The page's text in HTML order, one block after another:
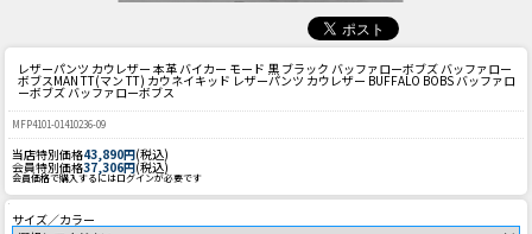
レザーパンツ カウレザー 本革 バイカー モード 黒 ブラック バッファローボブズ バッファロー
ボブスMAN TT(マン TT) カウネイキッド レザーパンツ カウレザー BUFFALO BOBS バッファロ
ーボブズ バッファローボブス
MFP4101-01410236-09
当店特別価格43,890円(税込)
会員特別価格37,306円(税込)
会員価格で購入するにはログインが必要です
サイズ／カラー